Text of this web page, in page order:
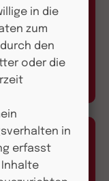
Uhr
in die
zum
den
oder die
in
erfasst
Inhalte